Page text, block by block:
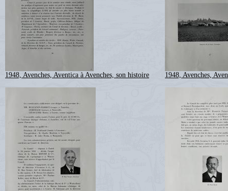
1948, Avenches, Aventica à Avenches, son histoire 1948, Avenches,